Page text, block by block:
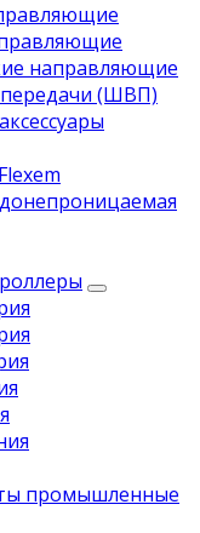
направляющие
(ШВП)
промышленные